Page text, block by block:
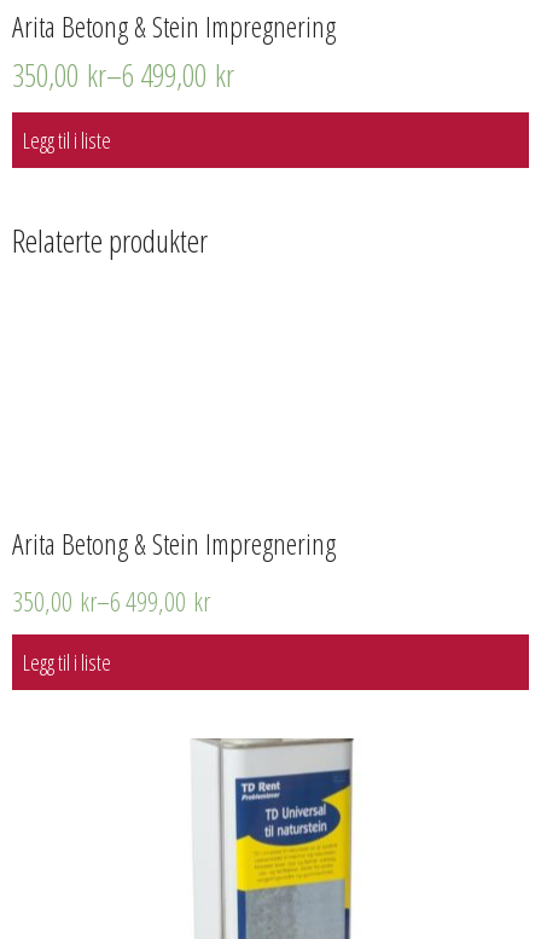
Arita Betong & Stein Impregnering
350,00 kr–6 499,00 kr
Legg til i liste
Relaterte produkter
Arita Betong & Stein Impregnering
350,00 kr–6 499,00 kr
Legg til i liste